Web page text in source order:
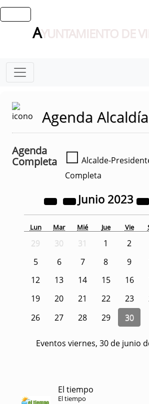
AYUNTAMIENTO DE
Agenda Alcaldía
Agenda
Completa
☐ Alcalde-
Completa
Junio 2023
Lun Mar Mié Jue Vie
29 30 31 1 2
5
6 7 8 9
12
13 14 15 16
19
20 21 22 23
26
27 28 29 30
Eventos viernes, 30 de junio
El tiempo
El tiempo